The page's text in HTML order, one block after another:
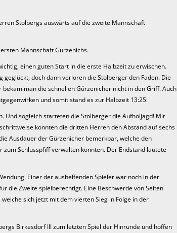
Stolbergs auswärts auf die zweite Mannschaft
Mannschaft Gürzenichs.
einen guten Start in die erste Halbzeit zu erwischen.
doch dann verloren die Stolberger den Faden. Die
man die schnellen Gürzenicher nicht in den Griff. Auch
und somit stand es zur Halbzeit 13:25.
Und sogleich starteten die Stolberger die Aufholjagd! Mit
konnten die dritten Herren den Abstand auf sechs
Ausdauer der Gürzenicher bemerkbar, welche den
Schlusspfiff verwalten konnten. Der Endstand lautete
Einer der aushelfenden Spieler war noch in der
die Zweite spielberechtigt. Eine Beschwerde von Seiten
sich jetzt mit dem vierten Sieg in Folge in der
Birkesdorf III zum letzten Spiel der Hinrunde und hoffen